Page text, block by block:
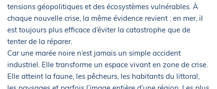
tensions géopolitiques et des écosystèmes vulnérables. À
chaque nouvelle crise, la même évidence revient : en mer, il
est toujours plus efficace d’éviter la catastrophe que de
tenter de la réparer.
Car une marée noire n’est jamais un simple accident
industriel. Elle transforme un espace vivant en zone de crise.
Elle atteint la faune, les pêcheurs, les habitants du littoral,